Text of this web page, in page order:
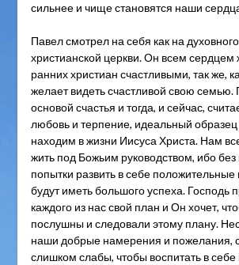
сильнее и чище становятся наши
Павел смотрел на себя как на
христианской церкви. Он всем сердцем
ранних христиан счастливыми, так же,
желает видеть счастливой свою семью.
основой счастья и тогда, и сейчас,
любовь и терпение, идеальный
находим в жизни Иисуса Христа. Нам
жить под Божьим руководством, ибо без
попытки развить в себе положительные
будут иметь большого успеха. Господь
каждого из нас свой план и Он хочет,
послушны и следовали этому плану.
наши добрые намерения и пожелания,
слишком слабы, чтобы воспитать в